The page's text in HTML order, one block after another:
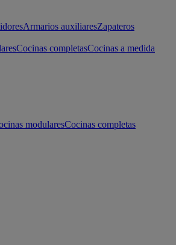
Armarios auxiliaresZapateros
Cocinas completasCocinas a medida
modularesCocinas completas